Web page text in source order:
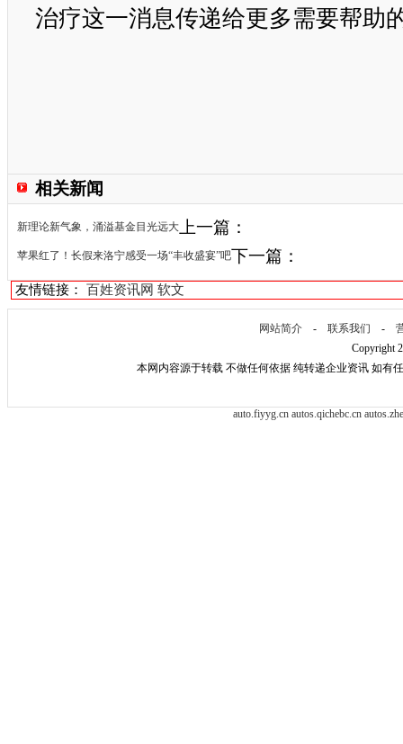
治疗这一消息传递给更多需要帮助
相关新闻
上一篇：
新理论新气象，涌溢基金目光远大
下一篇：
苹果红了！长假来洛宁感受一场“丰收盛宴”吧
友情链接： 百姓资讯网 软文
网站简介 - 联系我们 -
Copyright
本网内容源于转载 不做任何依据 纯转递企业资讯 如有
auto.fiyyg.cn autos.qichebc.cn